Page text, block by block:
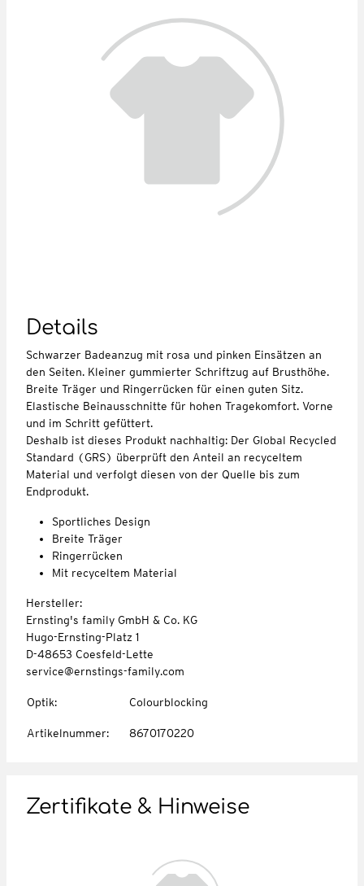
Details
Schwarzer Badeanzug mit rosa und pinken Einsätzen an
den Seiten. Kleiner gummierter Schriftzug auf Brusthöhe.
Breite Träger und Ringerrücken für einen guten Sitz.
Elastische Beinausschnitte für hohen Tragekomfort. Vorne
und im Schritt gefüttert.
Deshalb ist dieses Produkt nachhaltig: Der Global Recycled
Standard (GRS) überprüft den Anteil an recyceltem
Material und verfolgt diesen von der Quelle bis zum
Endprodukt.
Sportliches Design
Breite Träger
Ringerrücken
Mit recyceltem Material
Hersteller:
Ernsting's family GmbH & Co. KG
Hugo-Ernsting-Platz 1
D-48653 Coesfeld-Lette
service@ernstings-family.com
Optik: Colourblocking
Artikelnummer: 8670170220
Zertifikate & Hinweise